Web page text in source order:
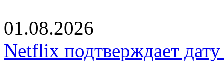
01.08.2026
Netflix подтверждает